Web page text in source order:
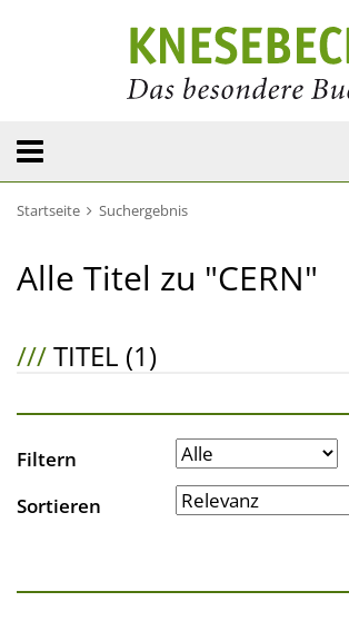
Startseite Suchergebnis
Alle Titel zu "CERN"
///TITEL (1)
Filtern
Sortieren